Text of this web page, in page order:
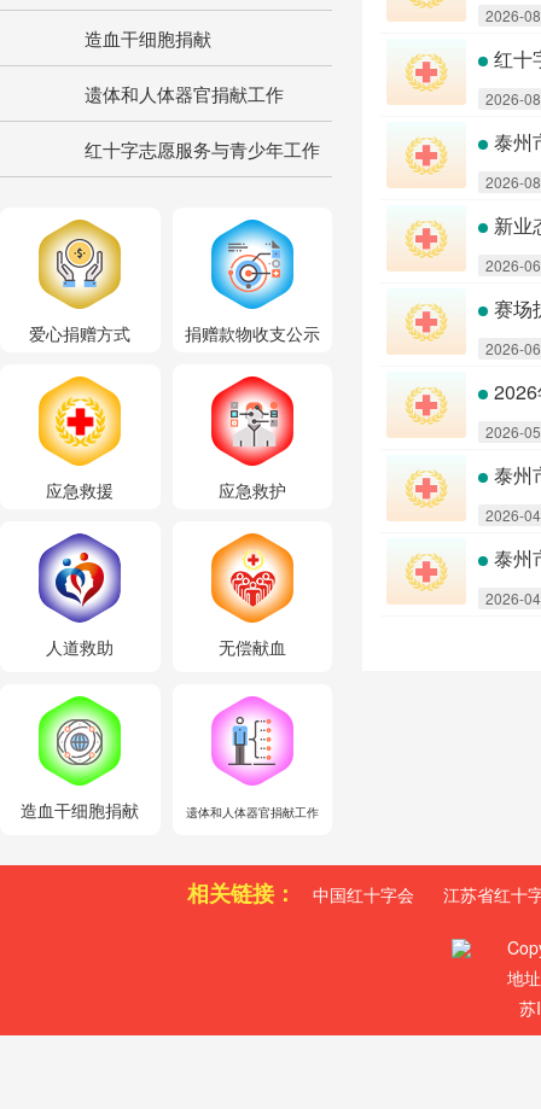
造血干细胞捐献
遗体和人体器官捐献工作
红十字志愿服务与青少年工作
爱心捐赠方式 捐赠款物收支公示
应急救援 应急救护
人道救助 无偿献血
造血干细胞捐献 遗体和人体器官捐献工作
2026-
红十
2026-
泰州
2026-
新业
2026-
赛场
2026-
2026-
泰州
2026-
泰州
2026-
相关链接： 中国红十字会 江苏省红十
地
苏